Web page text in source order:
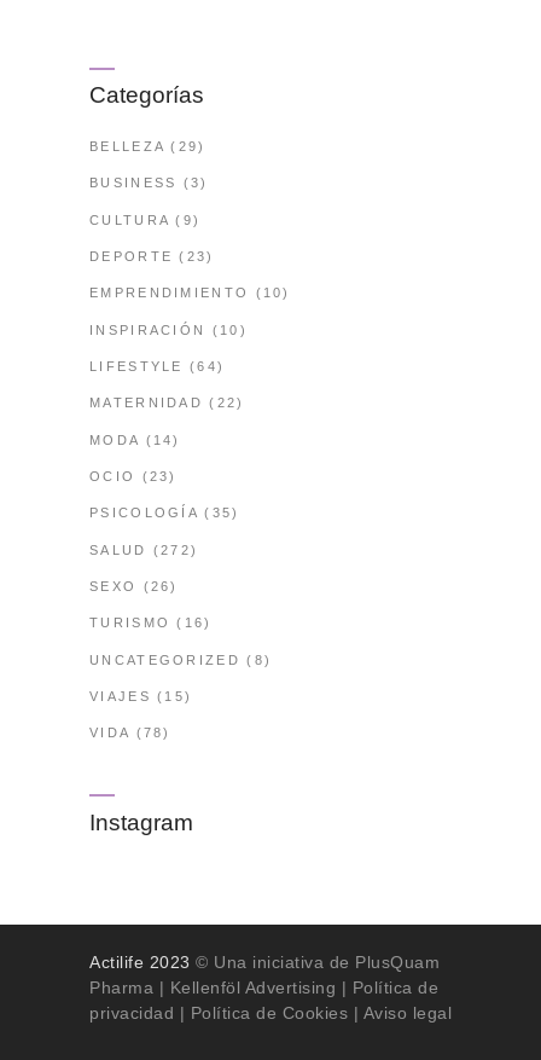
Categorías
BELLEZA (29)
BUSINESS (3)
CULTURA (9)
DEPORTE (23)
EMPRENDIMIENTO (10)
INSPIRACIÓN (10)
LIFESTYLE (64)
MATERNIDAD (22)
MODA (14)
OCIO (23)
PSICOLOGÍA (35)
SALUD (272)
SEXO (26)
TURISMO (16)
UNCATEGORIZED (8)
VIAJES (15)
VIDA (78)
Instagram
Actilife 2023 © Una iniciativa de PlusQuam
Pharma | Kellenföl Advertising | Política de
privacidad | Política de Cookies | Aviso legal